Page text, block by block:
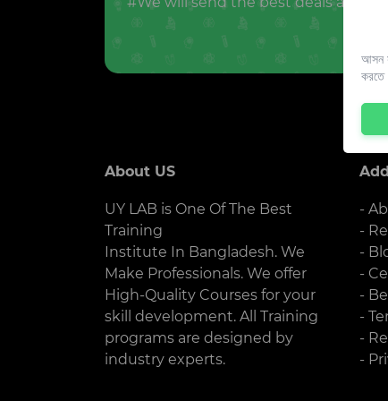
About US
UY LAB is One Of The Best
Training
Institute In Bangladesh. We
Make Professionals. We offer
High-Quality Courses for your
skill development. All Training
programs are designed by
industry experts.
-
-
-
-
-
-
-
-
আসন
করতে